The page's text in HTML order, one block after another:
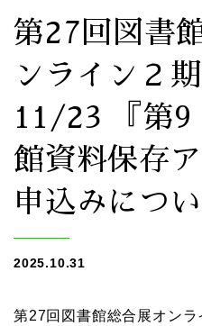
第27回図書
ンライン２
11/23 『第
館資料保存
申込みにつ
2025.10.31
第27回図書館総合展オンラ